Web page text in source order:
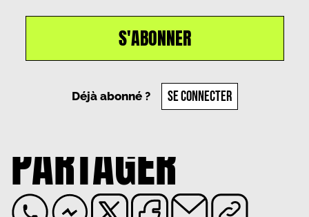
S'ABONNER
Déjà abonné ? SE CONNECTER
Romane Demidoff
PARTAGER